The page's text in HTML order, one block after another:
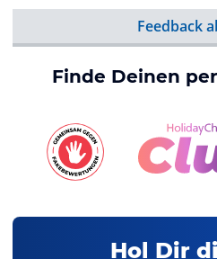
Feedback
Finde Deinen
Hol Dir